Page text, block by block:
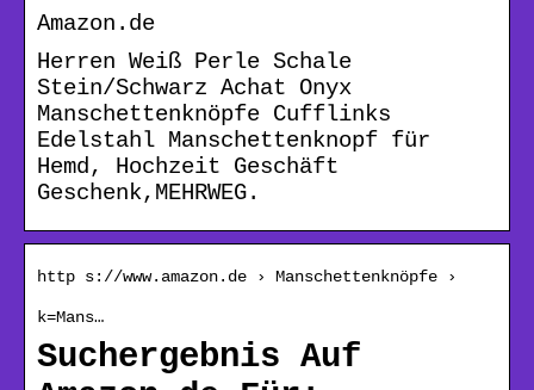
Amazon.de
Herren Weiß Perle Schale
Stein/Schwarz Achat Onyx
Manschettenknöpfe Cufflinks
Edelstahl Manschettenknopf für
Hemd, Hochzeit Geschäft
Geschenk,MEHRWEG.
http s://www.amazon.de › Manschettenknöpfe ›
k=Mans…
Suchergebnis Auf